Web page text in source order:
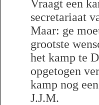
Vraagt een
secretariaat
Maar: ge
grootste
het kamp te
opgetogen
kamp nog
J.J.M.